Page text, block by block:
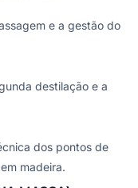
e a gestão do
destilação e a
dos pontos de
madeira.